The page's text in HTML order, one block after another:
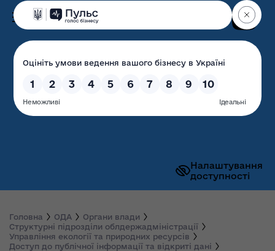
Налаштування
доступності
Волинська обласна
державна адміністрація
Головна ОДА
Органи влади
Структурні підрозділи облдержадміністрації
Управління екології та природних ресурсів
Доступ до публічної інформації та відкриті дані